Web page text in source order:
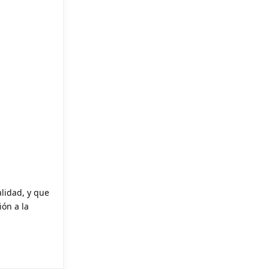
y que
a la